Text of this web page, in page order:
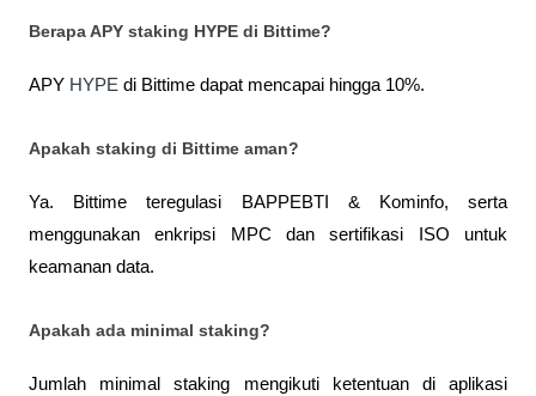
Berapa APY staking HYPE di Bittime?
APY HYPE di Bittime dapat mencapai hingga 10%.
Apakah staking di Bittime aman?
Ya. Bittime teregulasi BAPPEBTI & Kominfo, serta
menggunakan enkripsi MPC dan sertifikasi ISO untuk
keamanan data.
Apakah ada minimal staking?
Jumlah minimal staking mengikuti ketentuan di aplikasi